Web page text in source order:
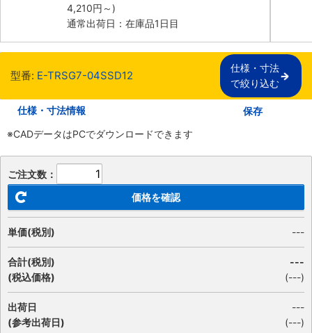
4,210円 ～)
通常出荷日：在庫品1日目
型番: E-TRSG7-04SSD12
仕様・寸法
で絞り込む
仕様・寸法情報
保存
※CADデータはPCでダウンロードできます
ご注文数：
価格を確認
単価(税別) ---
合計(税別)
(税込価格)
---
(---)
出荷日
(参考出荷日)
---
(---)